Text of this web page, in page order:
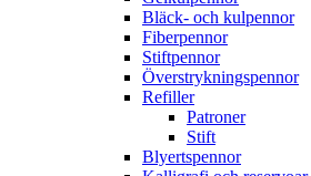
Bläck- och kulpennor
Fiberpennor
Stiftpennor
Överstrykningspennor
Refiller
Patroner
Stift
Blyertspennor